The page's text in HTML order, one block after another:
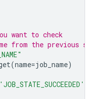
want to check
from the previous
(name=job_name)
'JOB_STATE_SUCCEEDED'